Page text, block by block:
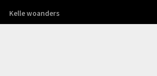
Kelle woanders